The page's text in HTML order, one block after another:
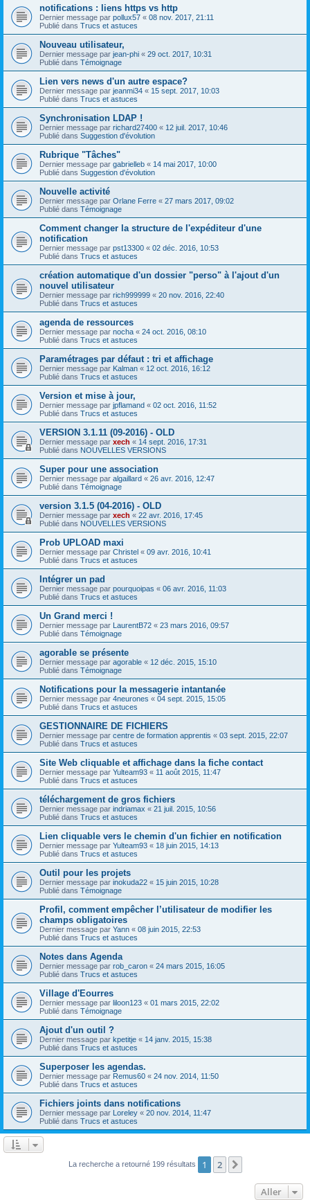
notifications : liens https vs http
Dernier message par pollux57 « 08 nov. 2017, 21:11
Publié dans Trucs et astuces
Nouveau utilisateur,
Dernier message par jean-phi « 29 oct. 2017, 10:31
Publié dans Témoignage
Lien vers news d'un autre espace?
Dernier message par jeanmi34 « 15 sept. 2017, 10:03
Publié dans Trucs et astuces
Synchronisation LDAP !
Dernier message par richard27400 « 12 juil. 2017, 10:46
Publié dans Suggestion d'évolution
Rubrique "Tâches"
Dernier message par gabrielleb « 14 mai 2017, 10:00
Publié dans Suggestion d'évolution
Nouvelle activité
Dernier message par Orlane Ferre « 27 mars 2017, 09:02
Publié dans Témoignage
Comment changer la structure de l'expéditeur d'une
notification
Dernier message par pst13300 « 02 déc. 2016, 10:53
Publié dans Trucs et astuces
création automatique d'un dossier "perso" à l'ajout d'un
nouvel utilisateur
Dernier message par rich999999 « 20 nov. 2016, 22:40
Publié dans Trucs et astuces
agenda de ressources
Dernier message par nocha « 24 oct. 2016, 08:10
Publié dans Trucs et astuces
Paramétrages par défaut : tri et affichage
Dernier message par Kalman « 12 oct. 2016, 16:12
Publié dans Trucs et astuces
Version et mise à jour,
Dernier message par jpflamand « 02 oct. 2016, 11:52
Publié dans Trucs et astuces
VERSION 3.1.11 (09-2016) - OLD
Dernier message par xech « 14 sept. 2016, 17:31
Publié dans NOUVELLES VERSIONS
Super pour une association
Dernier message par algaillard « 26 avr. 2016, 12:47
Publié dans Témoignage
version 3.1.5 (04-2016) - OLD
Dernier message par xech « 22 avr. 2016, 17:45
Publié dans NOUVELLES VERSIONS
Prob UPLOAD maxi
Dernier message par Christel « 09 avr. 2016, 10:41
Publié dans Trucs et astuces
Intégrer un pad
Dernier message par pourquoipas « 06 avr. 2016, 11:03
Publié dans Trucs et astuces
Un Grand merci !
Dernier message par LaurentB72 « 23 mars 2016, 09:57
Publié dans Témoignage
agorable se présente
Dernier message par agorable « 12 déc. 2015, 15:10
Publié dans Témoignage
Notifications pour la messagerie intantanée
Dernier message par 4neurones « 04 sept. 2015, 15:05
Publié dans Trucs et astuces
GESTIONNAIRE DE FICHIERS
Dernier message par centre de formation apprentis « 03 sept. 2015, 22:07
Publié dans Trucs et astuces
Site Web cliquable et affichage dans la fiche contact
Dernier message par Yulteam93 « 11 août 2015, 11:47
Publié dans Trucs et astuces
téléchargement de gros fichiers
Dernier message par indriamax « 21 juil. 2015, 10:56
Publié dans Trucs et astuces
Lien cliquable vers le chemin d'un fichier en notification
Dernier message par Yulteam93 « 18 juin 2015, 14:13
Publié dans Trucs et astuces
Outil pour les projets
Dernier message par inokuda22 « 15 juin 2015, 10:28
Publié dans Témoignage
Profil, comment empêcher l’utilisateur de modifier les
champs obligatoires
Dernier message par Yann « 08 juin 2015, 22:53
Publié dans Trucs et astuces
Notes dans Agenda
Dernier message par rob_caron « 24 mars 2015, 16:05
Publié dans Trucs et astuces
Village d'Eourres
Dernier message par liloon123 « 01 mars 2015, 22:02
Publié dans Témoignage
Ajout d'un outil ?
Dernier message par kpetitje « 14 janv. 2015, 15:38
Publié dans Trucs et astuces
Superposer les agendas.
Dernier message par Remus60 « 24 nov. 2014, 11:50
Publié dans Trucs et astuces
Fichiers joints dans notifications
Dernier message par Loreley « 20 nov. 2014, 11:47
Publié dans Trucs et astuces
La recherche a retourné 199 résultats 1 2
Aller